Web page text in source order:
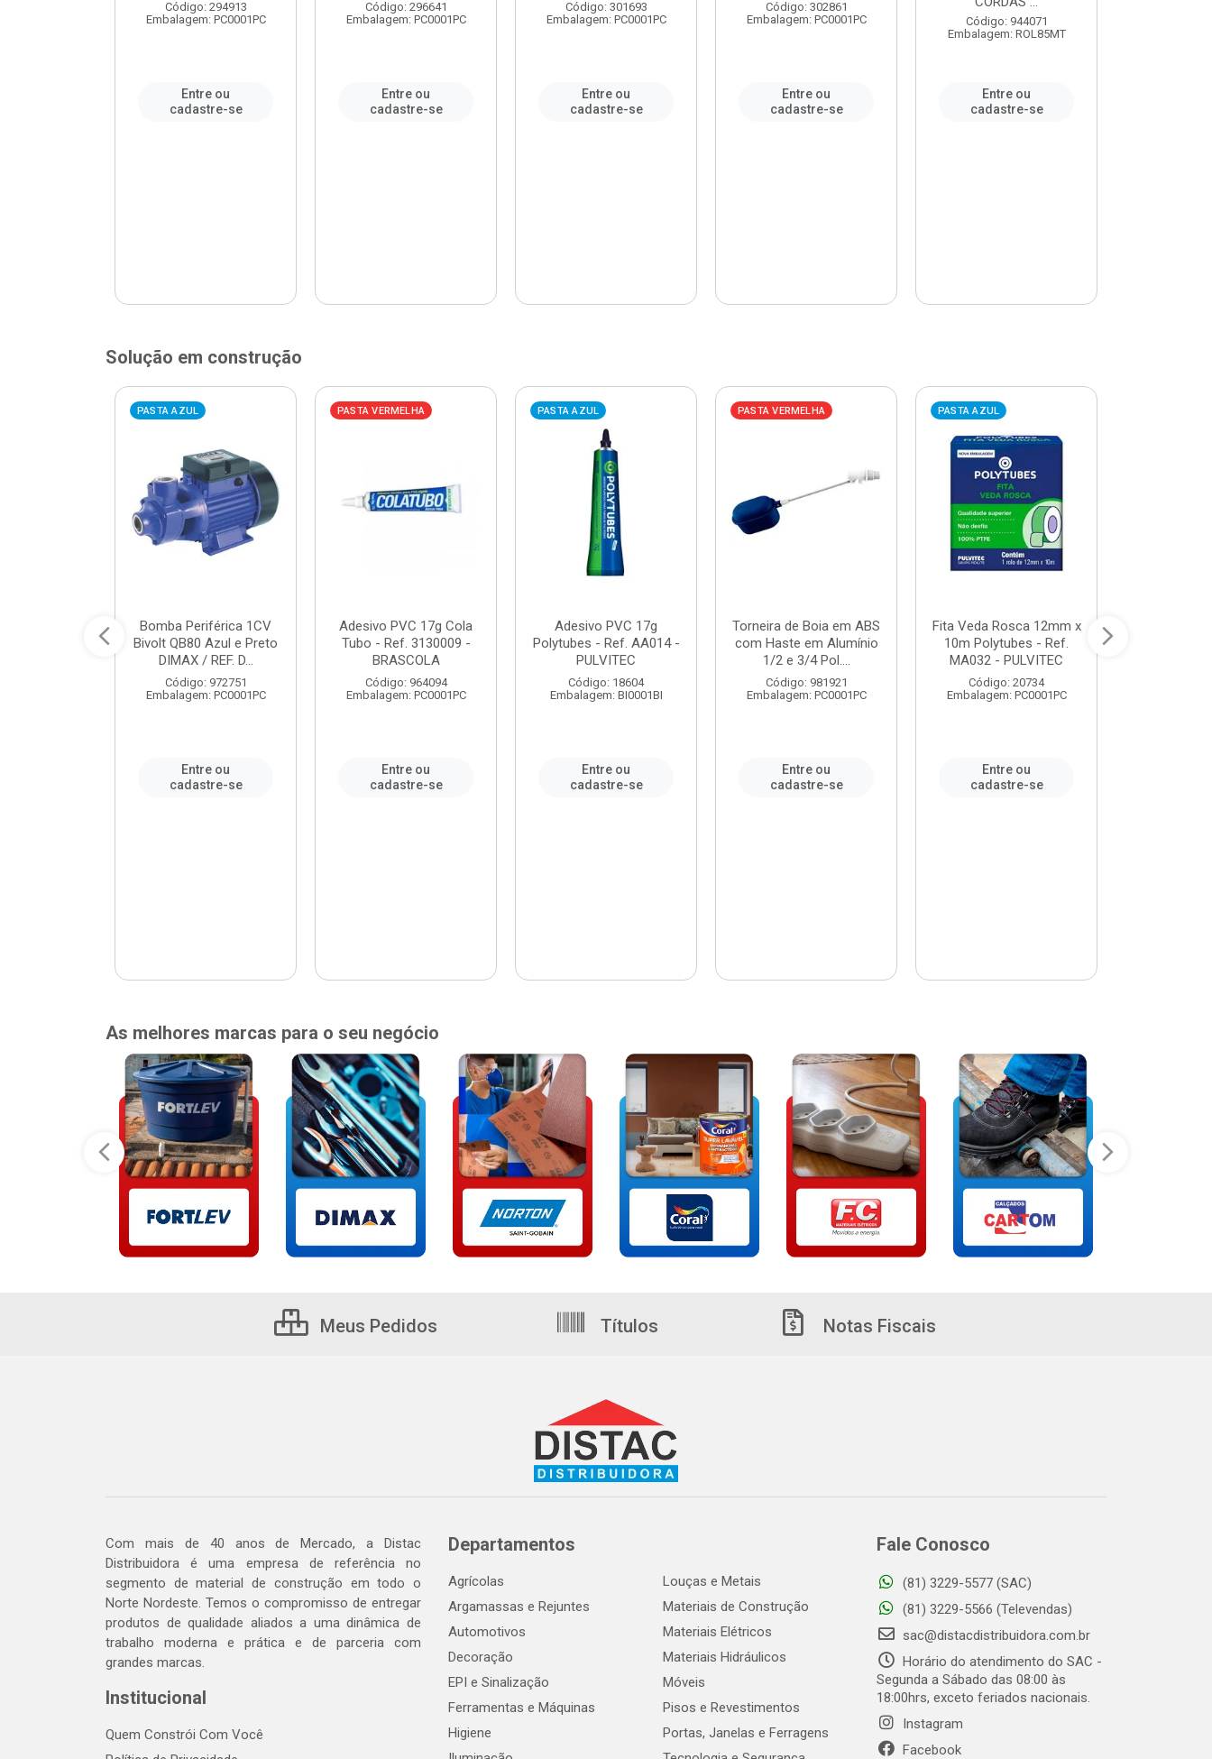
Código: 294913
Embalagem: PC0001PC
Entre ou
cadastre-se
Código: 296641
Embalagem: PC0001PC
Entre ou
cadastre-se
Código: 301693
Embalagem: PC0001PC
Entre ou
cadastre-se
Código: 302861
Embalagem: PC0001PC
Entre ou
cadastre-se
Código: 944071
Embalagem: ROL85MT
Entre ou
cadastre-se
Solução em construção
PASTA AZUL
Bomba Periférica 1CV
Bivolt QB80 Azul e Preto
DIMAX / REF. D...
Código: 972751
Embalagem: PC0001PC
Entre ou
cadastre-se
PASTA VERMELHA
Adesivo PVC 17g Cola
Tubo - Ref. 3130009 -
BRASCOLA
Código: 964094
Embalagem: PC0001PC
Entre ou
cadastre-se
PASTA AZUL
Adesivo PVC 17g
Polytubes - Ref. AA014 -
PULVITEC
Código: 18604
Embalagem: BI0001BI
Entre ou
cadastre-se
PASTA VERMELHA
Torneira de Boia em ABS
com Haste em Alumínio
1/2 e 3/4 Pol....
Código: 981921
Embalagem: PC0001PC
Entre ou
cadastre-se
PASTA AZUL
Fita Veda Rosca 12mm x
10m Polytubes - Ref.
MA032 - PULVITEC
Código: 20734
Embalagem: PC0001PC
Entre ou
cadastre-se
As melhores marcas para o seu negócio
Meus Pedidos Títulos Notas Fiscais
Com mais de 40 anos de Mercado, a Distac
Distribuidora é uma empresa de referência no
segmento de material de construção em todo o
Norte Nordeste. Temos o compromisso de entregar
produtos de qualidade aliados a uma dinâmica de
trabalho moderna e prática e de parceria com
grandes marcas.
Institucional
Quem Constrói Com Você
Departamentos
Agrícolas
Argamassas e Rejuntes
Automotivos
Decoração
EPI e Sinalização
Ferramentas e Máquinas
Higiene
Louças e Metais
Materiais de Construção
Materiais Elétricos
Materiais Hidráulicos
Móveis
Pisos e Revestimentos
Portas, Janelas e Ferragens
Fale Conosco
(81) 3229-5577 (SAC)
(81) 3229-5566 (Televendas)
sac@distacdistribuidora.com.br
Horário do atendimento do SAC -
Segunda a Sábado das 08:00 às
18:00hrs, exceto feriados nacionais.
Instagram
Facebook